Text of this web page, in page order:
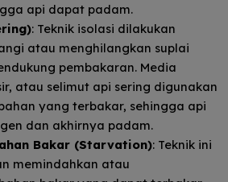
api dapat padam.
: Teknik isolasi dilakukan
atau menghilangkan suplai
pembakaran. Media
atau selimut api sering digunakan
yang terbakar, sehingga api
dan akhirnya padam.
Bakar (Starvation): Teknik ini
memindahkan atau